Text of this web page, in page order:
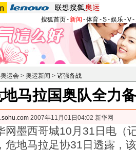
搜狐首页-新闻 -体育-S-娱乐-V-
运会 > 奥运新闻 > 诸强备战
马拉国奥队全力
2007年11月01日04:02 新华网
墨西哥城10月31日电（
危地马拉足协31日透露，